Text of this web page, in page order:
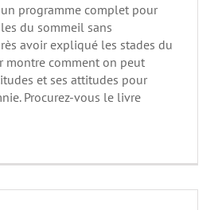
programme complet pour
du sommeil sans
avoir expliqué les stades du
montre comment on peut
et ses attitudes pour
Procurez-vous le livre